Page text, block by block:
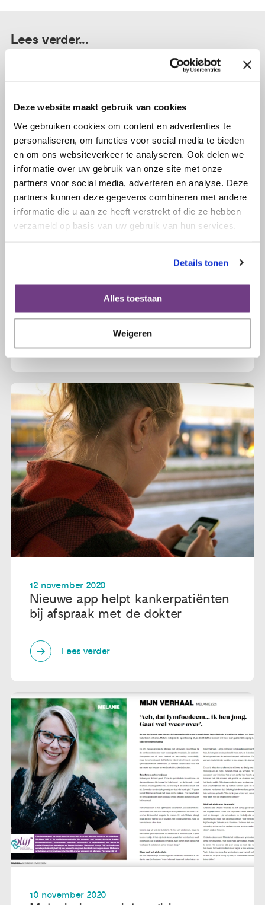
Deze website maakt gebruik van cookies
We gebruiken cookies om content en advertenties te
personaliseren, om functies voor social media te bieden
en om ons websiteverkeer te analyseren. Ook delen we
informatie over uw gebruik van onze site met onze
partners voor social media, adverteren en analyse. Deze
partners kunnen deze gegevens combineren met andere
informatie die u aan ze heeft verstrekt of die ze hebben
verzameld op basis van uw gebruik van hun services.
Details tonen
Alles toestaan
Weigeren
Lees verder...
uit! Lancering wereldwijde strategie
12 november 2020
Nieuwe app helpt kankerpatiënten
bij afspraak met de dokter
Lees verder
10 november 2020